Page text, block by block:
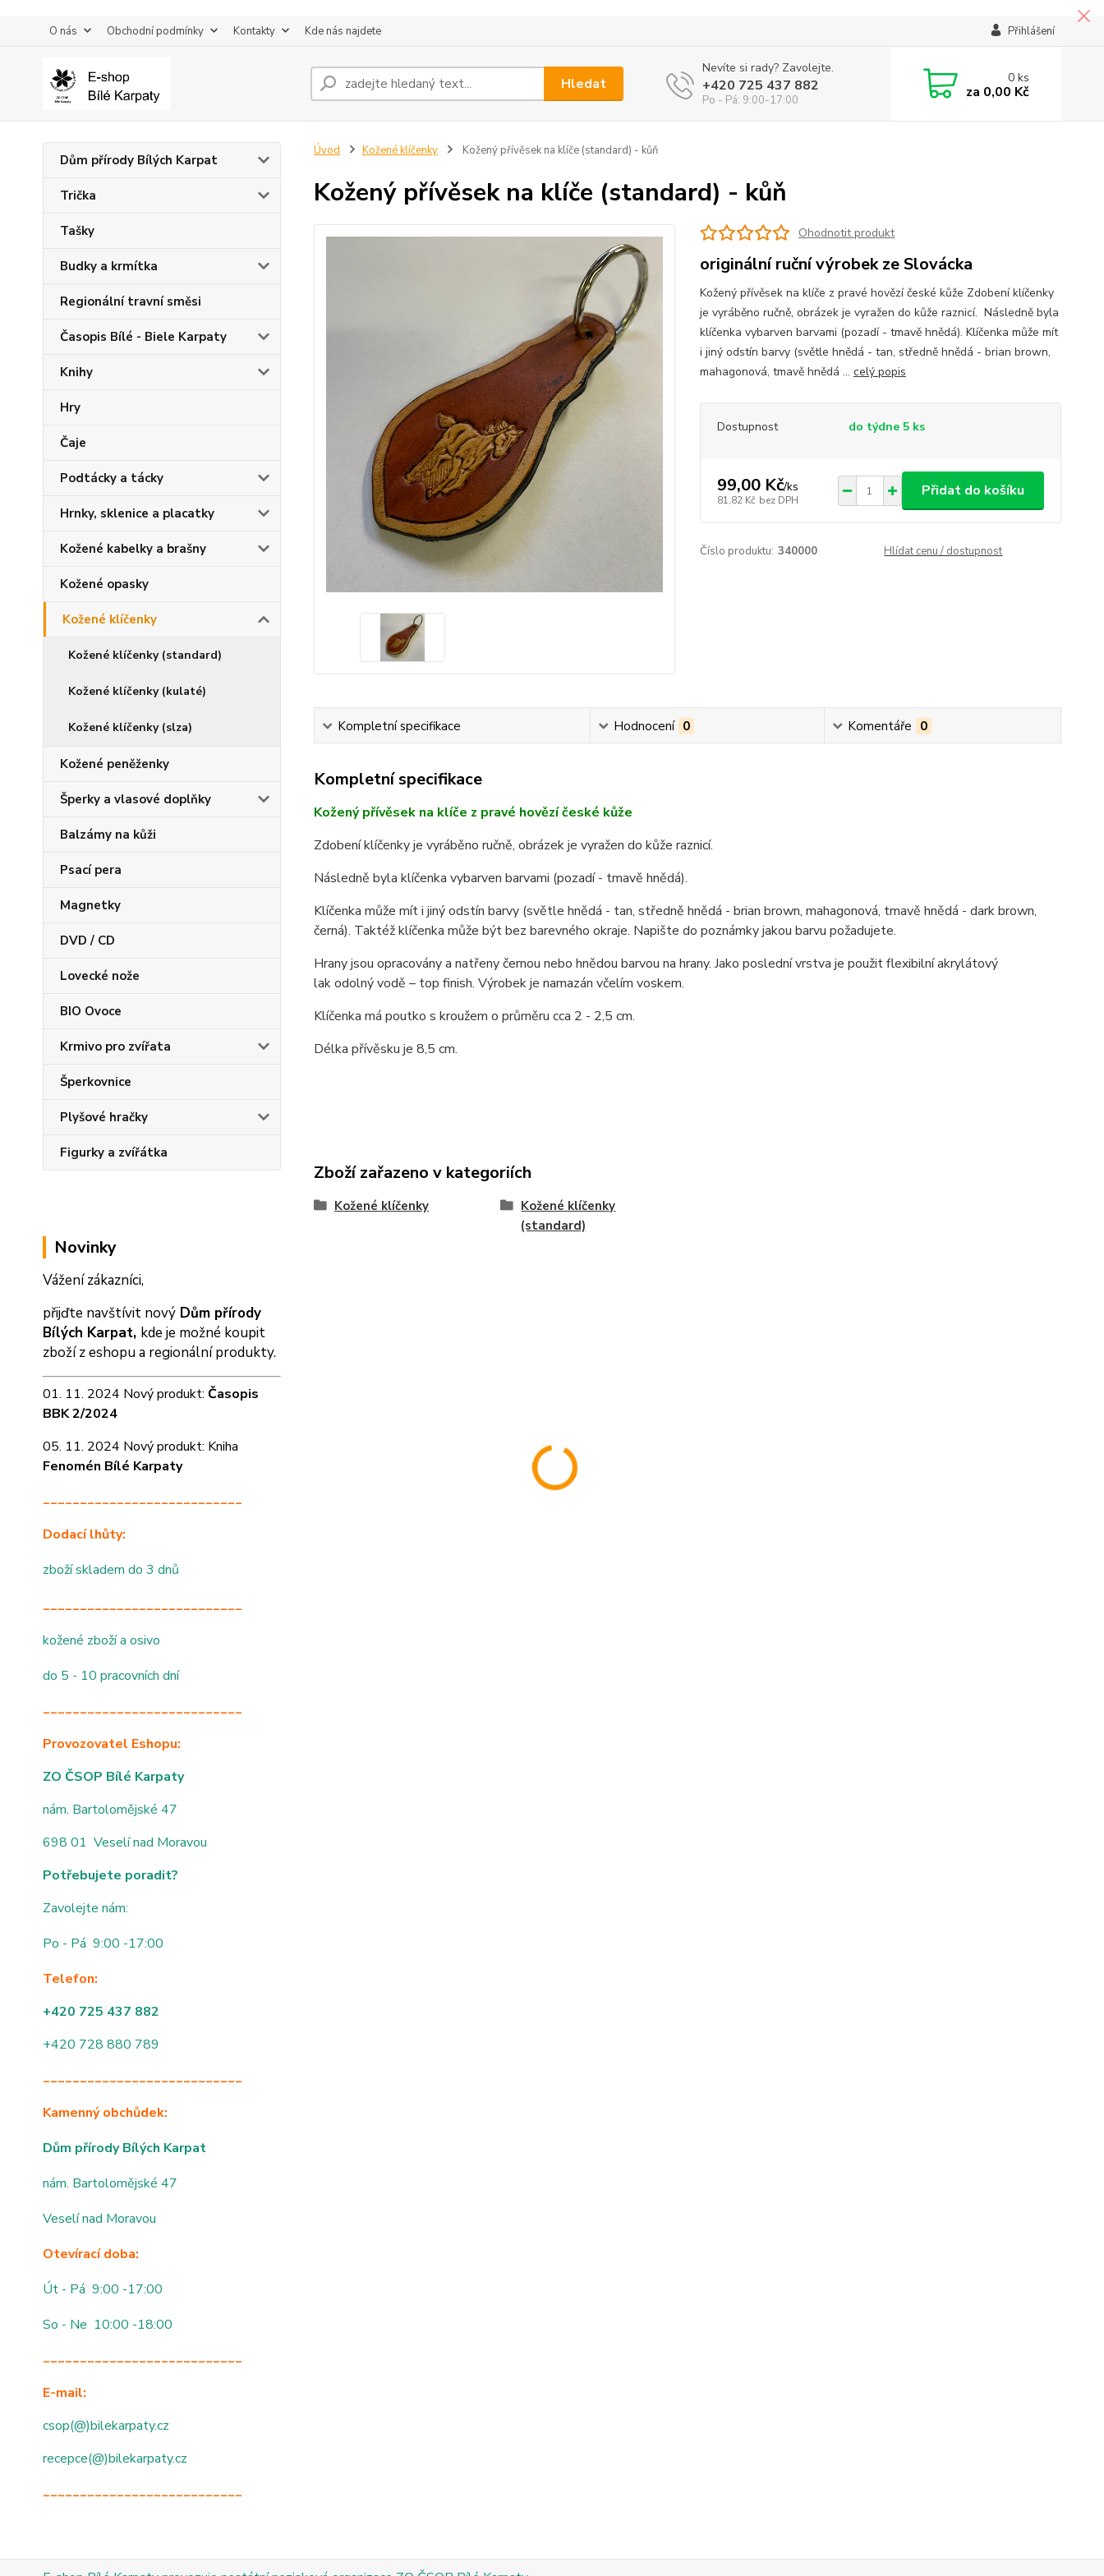
O nás Obchodní podmínky Kontakty Kde nás najdete Přihlášení
Hledat
Nevíte si rady? Zavolejte.
+420 725 437 882
Po - Pá: 9:00-17:00
0ks
za 0,00 Kč
Dům přírody Bílých Karpat
Trička
Tašky
Budky a krmítka
Regionální travní směsi
Časopis Bílé - Biele Karpaty
Knihy
Hry
Čaje
Podtácky a tácky
Hrnky, sklenice a placatky
Kožené kabelky a brašny
Kožené opasky
Kožené klíčenky
Kožené klíčenky (standard)
Kožené klíčenky (kulaté)
Kožené klíčenky (slza)
Kožené peněženky
Šperky a vlasové doplňky
Balzámy na kůži
Psací pera
Magnetky
DVD / CD
Lovecké nože
BIO Ovoce
Krmivo pro zvířata
Šperkovnice
Plyšové hračky
Figurky a zvířátka
Novinky
Vážení zákazníci,
přijďte navštívit nový Dům přírody
Bílých Karpat, kde je možné koupit
zboží z eshopu a regionální produkty.
01. 11. 2024 Nový produkt: Časopis
BBK 2/2024
05. 11. 2024 Nový produkt: Kniha
Fenomén Bílé Karpaty
___________________________
Dodací lhůty:
zboží skladem do 3 dnů
___________________________
kožené zboží a osivo
do 5 - 10 pracovních dní
___________________________
Provozovatel Eshopu:
ZO ČSOP Bílé Karpaty
nám. Bartolomějské 47
698 01 Veselí nad Moravou
Potřebujete poradit?
Zavolejte nám:
Po - Pá 9:00 -17:00
Telefon:
+420 725 437 882
+420 728 880 789
___________________________
Kamenný obchůdek:
Dům přírody Bílých Karpat
nám. Bartolomějské 47
Veselí nad Moravou
Otevírací doba:
Út - Pá 9:00 -17:00
So - Ne 10:00 -18:00
___________________________
E-mail:
csop(@)bilekarpaty.cz
recepce(@)bilekarpaty.cz
___________________________
Úvod Kožené klíčenky Kožený přívěsek na klíče (standard) - kůň
Kožený přívěsek na klíče (standard) - kůň
Ohodnotit produkt
originální ruční výrobek ze Slovácka
Kožený přívěsek na klíče z pravé hovězí české kůže Zdobení klíčenky
je vyráběno ručně, obrázek je vyražen do kůže raznicí. Následně byla
klíčenka vybarven barvami (pozadí - tmavě hnědá). Klíčenka může mít
i jiný odstín barvy (světle hnědá - tan, středně hnědá - brian brown,
mahagonová, tmavě hnědá ... celý popis
Dostupnost do týdne 5 ks
99,00 Kč/ks
81,82 Kč bez DPH
Přidat do košíku
Číslo produktu: 340000 Hlídat cenu / dostupnost
Kompletní specifikace Hodnocení 0 Komentáře 0
Kompletní specifikace
Kožený přívěsek na klíče z pravé hovězí české kůže
Zdobení klíčenky je vyráběno ručně, obrázek je vyražen do kůže raznicí.
Následně byla klíčenka vybarven barvami (pozadí - tmavě hnědá).
Klíčenka může mít i jiný odstín barvy (světle hnědá - tan, středně hnědá - brian brown, mahagonová, tmavě hnědá - dark brown,
černá). Taktéž klíčenka může být bez barevného okraje. Napište do poznámky jakou barvu požadujete.
Hrany jsou opracovány a natřeny černou nebo hnědou barvou na hrany. Jako poslední vrstva je použit flexibilní akrylátový
lak odolný vodě – top finish. Výrobek je namazán včelím voskem.
Klíčenka má poutko s kroužem o průměru cca 2 - 2,5 cm.
Délka přívěsku je 8,5 cm.
Zboží zařazeno v kategoriích
Kožené klíčenky
Kožené klíčenky
(standard)